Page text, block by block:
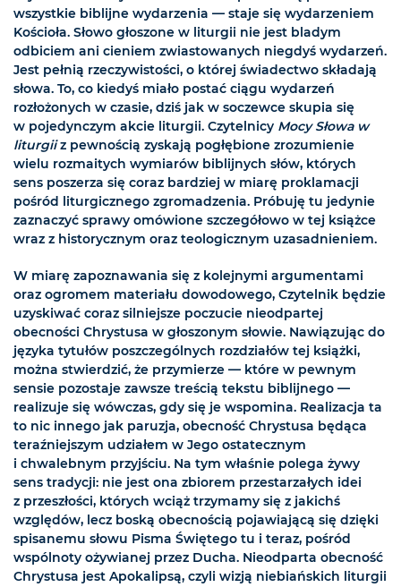
wszystkie biblijne wydarzenia — staje się wydarzeniem
Kościoła. Słowo głoszone w liturgii nie jest bladym
odbiciem ani cieniem zwiastowanych niegdyś wydarzeń.
Jest pełnią rzeczywistości, o której świadectwo składają
słowa. To, co kiedyś miało postać ciągu wydarzeń
rozłożonych w czasie, dziś jak w soczewce skupia się
w pojedynczym akcie liturgii. Czytelnicy Mocy Słowa w
liturgiiz pewnością zyskają pogłębione zrozumienie
wielu rozmaitych wymiarów biblijnych słów, których
sens poszerza się coraz bardziej w miarę proklamacji
pośród liturgicznego zgromadzenia. Próbuję tu jedynie
zaznaczyć sprawy omówione szczegółowo w tej książce
wraz z historycznym oraz teologicznym uzasadnieniem.
W miarę zapoznawania się z kolejnymi argumentami
oraz ogromem materiału dowodowego, Czytelnik będzie
uzyskiwać coraz silniejsze poczucie nieodpartej
obecności Chrystusa w głoszonym słowie. Nawiązując do
języka tytułów poszczególnych rozdziałów tej książki,
można stwierdzić, że przymierze — które w pewnym
sensie pozostaje zawsze treścią tekstu biblijnego —
realizuje się wówczas, gdy się je wspomina. Realizacja ta
to nic innego jak paruzja, obecność Chrystusa będąca
teraźniejszym udziałem w Jego ostatecznym
i chwalebnym przyjściu. Na tym właśnie polega żywy
sens tradycji: nie jest ona zbiorem przestarzałych idei
z przeszłości, których wciąż trzymamy się z jakichś
względów, lecz boską obecnością pojawiającą się dzięki
spisanemu słowu Pisma Świętego tu i teraz, pośród
wspólnoty ożywianej przez Ducha. Nieodparta obecność
Chrystusa jest Apokalipsą, czyli wizją niebiańskich liturgii